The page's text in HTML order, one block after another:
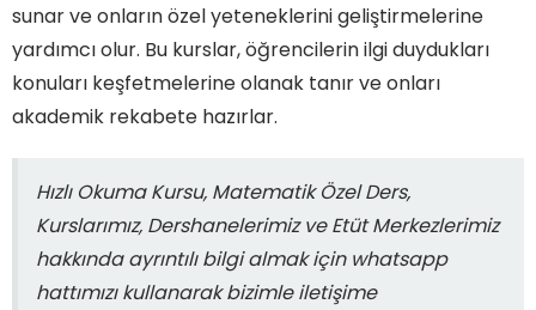
sunar ve onların özel yeteneklerini geliştirmelerine
yardımcı olur. Bu kurslar, öğrencilerin ilgi duydukları
konuları keşfetmelerine olanak tanır ve onları
akademik rekabete hazırlar.
Hızlı Okuma Kursu, Matematik Özel Ders,
Kurslarımız, Dershanelerimiz ve Etüt Merkezlerimiz
hakkında ayrıntılı bilgi almak için whatsapp
hattımızı kullanarak bizimle iletişime